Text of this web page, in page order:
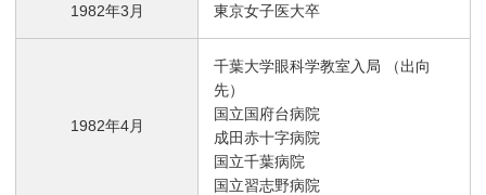
1982年3月 東京女子医大卒
1982年4月
千葉大学眼科学教室入局 （出向
先）
国立国府台病院
成田赤十字病院
国立千葉病院
国立習志野病院